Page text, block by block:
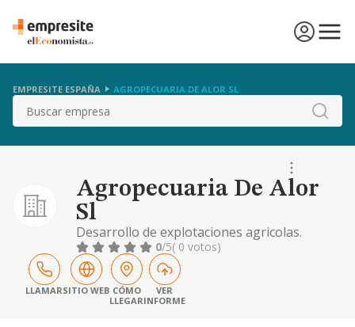
EMPRESITE ESPAÑA AGROPECUARIA DE ALOR SL
Buscar
Agropecuaria De Alor
Sl
Desarrollo de explotaciones agricolas.
ganaderas y forestales.
0/5( 0 votos)
LLAMARSITIO WEB CÓMO
LLEGAR
VER
INFORME